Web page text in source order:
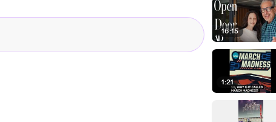
16:15
1:21